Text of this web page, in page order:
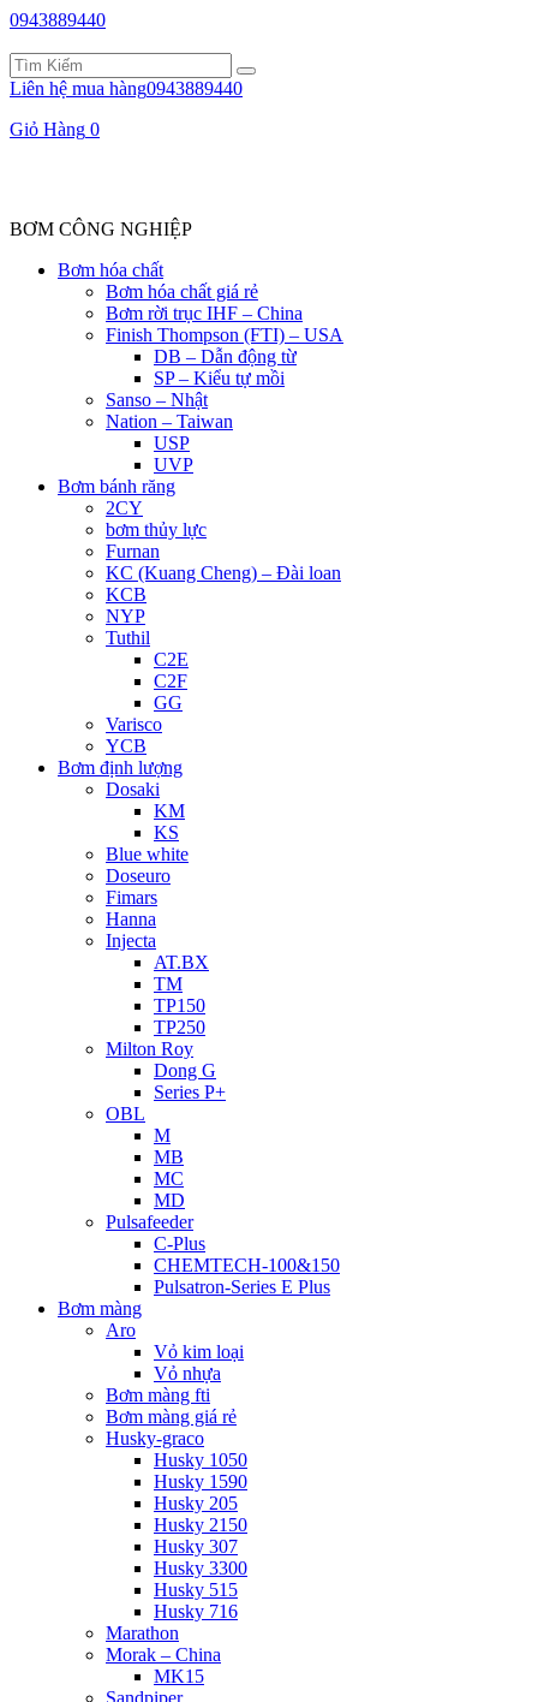
0943889440
Liên hệ mua hàng0943889440
Giỏ Hàng 0
BƠM CÔNG NGHIỆP
Bơm hóa chất
Bơm hóa chất giá rẻ
Bơm rời trục IHF – China
Finish Thompson (FTI) – USA
DB – Dẫn động từ
SP – Kiểu tự mồi
Sanso – Nhật
Nation – Taiwan
USP
UVP
Bơm bánh răng
2CY
bơm thủy lực
Furnan
KC (Kuang Cheng) – Đài loan
KCB
NYP
Tuthil
C2E
C2F
GG
Varisco
YCB
Bơm định lượng
Dosaki
KM
KS
Blue white
Doseuro
Fimars
Hanna
Injecta
AT.BX
TM
TP150
TP250
Milton Roy
Dong G
Series P+
OBL
M
MB
MC
MD
Pulsafeeder
C-Plus
CHEMTECH-100&150
Pulsatron-Series E Plus
Bơm màng
Aro
Vỏ kim loại
Vỏ nhựa
Bơm màng fti
Bơm màng giá rẻ
Husky-graco
Husky 1050
Husky 1590
Husky 205
Husky 2150
Husky 307
Husky 3300
Husky 515
Husky 716
Marathon
Morak – China
MK15
Sandpiper